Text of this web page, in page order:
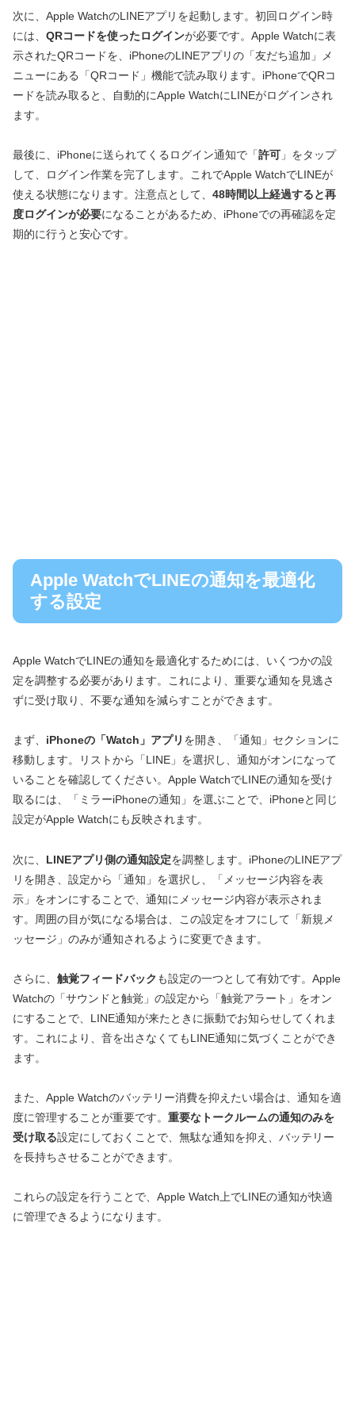
次に、Apple WatchのLINEアプリを起動します。初回ログイン時
には、 QRコードを使ったログインが必要です。Apple Watchに表
示されたQRコードを、iPhoneのLINEアプリの「友だち追加」メ
ニューにある「QRコード」機能で読み取ります。iPhoneでQRコ
ードを読み取ると、自動的にApple WatchにLINEがログインされ
ます。
最後に、iPhoneに送られてくるログイン通知で「許可 」をタップ
して、ログイン作業を完了します。これでApple WatchでLINEが
使える状態になります。注意点として、 48時間以上経過すると再
度ログインが必要になることがあるため、iPhoneでの再確認を定
期的に行うと安心です。
Apple WatchでLINEの通知を最適化
する設定
Apple WatchでLINEの通知を最適化するためには、いくつかの設
定を調整する必要があります。これにより、重要な通知を見逃さ
ずに受け取り、不要な通知を減らすことができます。
まず、 iPhoneの「Watch」アプリ を開き、「通知」セクションに
移動します。リストから「LINE」を選択し、通知がオンになって
いることを確認してください。Apple WatchでLINEの通知を受け
取るには、「ミラーiPhoneの通知」を選ぶことで、iPhoneと同じ
設定がApple Watchにも反映されます。
次に、 LINEアプリ側の通知設定を調整します。iPhoneのLINEアプ
リを開き、設定から「通知」を選択し、「メッセージ内容を表
示」をオンにすることで、通知にメッセージ内容が表示されま
す。周囲の目が気になる場合は、この設定をオフにして「新規メ
ッセージ」のみが通知されるように変更できます。
さらに、 触覚フィードバック も設定の一つとして有効です。Apple
Watchの「サウンドと触覚」の設定から「触覚アラート」をオン
にすることで、LINE通知が来たときに振動でお知らせしてくれま
す。これにより、音を出さなくてもLINE通知に気づくことができ
ます。
また、Apple Watchのバッテリー消費を抑えたい場合は、通知を適
度に管理することが重要です。 重要なトークルームの通知のみを
受け取る設定にしておくことで、無駄な通知を抑え、バッテリー
を長持ちさせることができます。
これらの設定を行うことで、Apple Watch上でLINEの通知が快適
に管理できるようになります。